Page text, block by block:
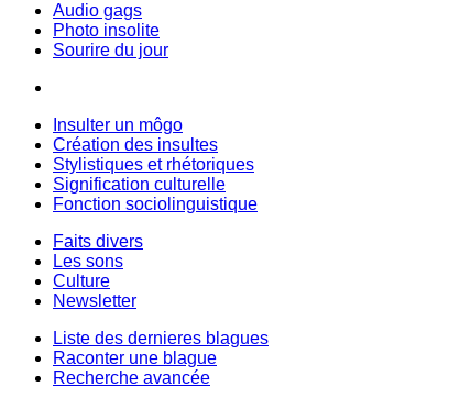
Audio gags
Photo insolite
Sourire du jour
Insulter un môgo
Création des insultes
Stylistiques et rhétoriques
Signification culturelle
Fonction sociolinguistique
Faits divers
Les sons
Culture
Newsletter
Liste des dernieres blagues
Raconter une blague
Recherche avancée